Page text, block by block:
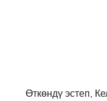
Өткөндү эстеп,